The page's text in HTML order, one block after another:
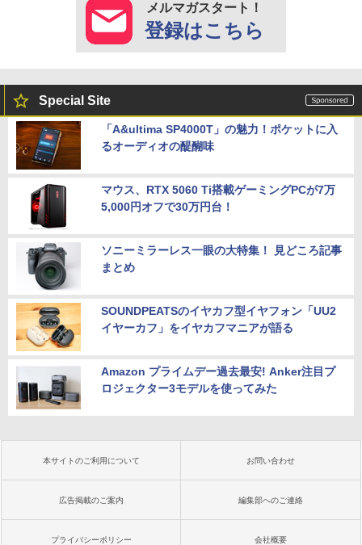
メルマガスタート！
登録はこちら
Special Site
「A&ultima SP4000T」の魅力！ポケットに入
るオーディオの醍醐味
マウス、RTX 5060 Ti搭載ゲーミングPCが7万
5,000円オフで30万円台！
ソニーミラーレス一眼の大特集！ 見どころ記事
まとめ
SOUNDPEATSのイヤカフ型イヤフォン「UU2
イヤーカフ」をイヤカフマニアが語る
Amazon プライムデー過去最安! Anker注目プ
ロジェクター3モデルを使ってみた
本サイトのご利用について お問い合わせ
広告掲載のご案内 編集部へのご連絡
プライバシーポリシー 会社概要